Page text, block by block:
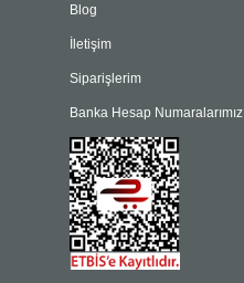
Blog
İletişim
Siparişlerim
Banka Hesap Numaralarımız